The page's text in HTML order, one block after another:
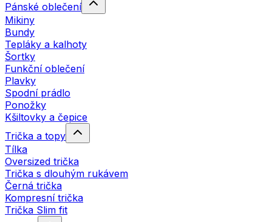
Pánské oblečení
Mikiny
Bundy
Tepláky a kalhoty
Šortky
Funkční oblečení
Plavky
Spodní prádlo
Ponožky
Kšiltovky a čepice
Trička a topy
Tílka
Oversized trička
Trička s dlouhým rukávem
Černá trička
Kompresní trička
Trička Slim fit